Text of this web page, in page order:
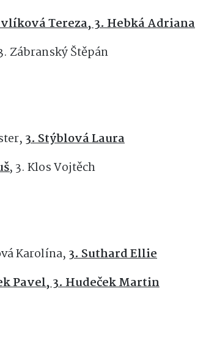
Tereza, 3. Hebká Adriana
Zábranský Štěpán
3. Stýblová Laura
, 3. Klos Vojtěch
Karolína,3. Suthard Ellie
Pavel, 3. Hudeček Martin